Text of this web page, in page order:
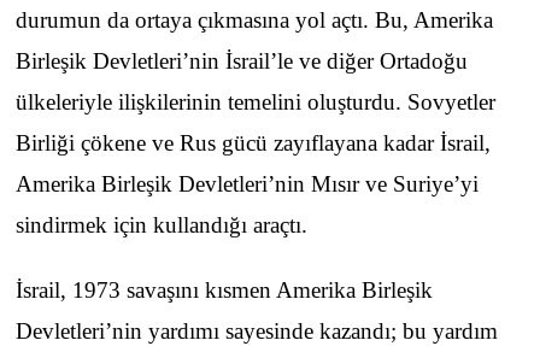
durumun da ortaya çıkmasına yol açtı. Bu, Amerika
Birleşik Devletleri’nin İsrail’le ve diğer Ortadoğu
ülkeleriyle ilişkilerinin temelini oluşturdu. Sovyetler
Birliği çökene ve Rus gücü zayıflayana kadar İsrail,
Amerika Birleşik Devletleri’nin Mısır ve Suriye’yi
sindirmek için kullandığı araçtı.
İsrail, 1973 savaşını kısmen Amerika Birleşik
Devletleri’nin yardımı sayesinde kazandı; bu yardım